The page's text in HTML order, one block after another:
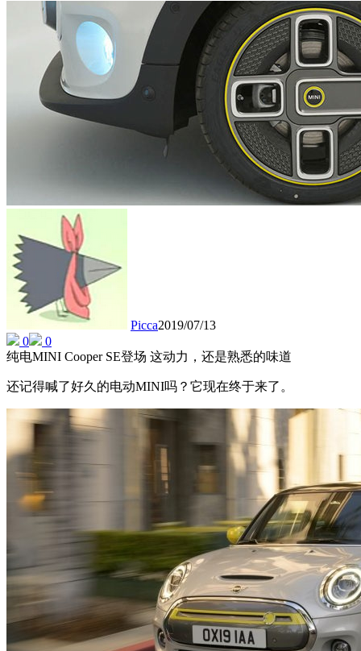
Picca2019/07/13
0
0
纯电MINI Cooper SE登场 这动力，还是熟悉的味道
还记得喊了好久的电动MINI吗？它现在终于来了。